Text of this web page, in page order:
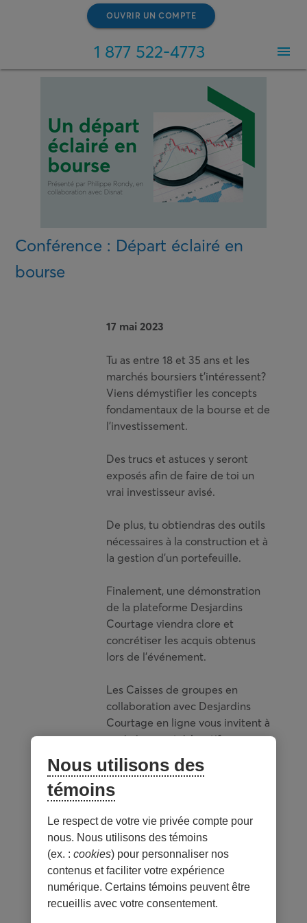
OUVRIR UN COMPTE
1 877 522-4773 menu
Conférence : Départ éclairé en
bourse
17 mai 2023
Tu as entre 18 et 35 ans et les
marchés boursiers t’intéressent?
Viens démystifier les concepts
fondamentaux de la bourse et de
l’investissement.
Des trucs et astuces y seront
exposés afin de faire de toi un
vrai investisseur avisé.
De plus, tu obtiendras des outils
nécessaires à la construction et à
la gestion d’un portefeuille.
Finalement, une démonstration
de la plateforme Desjardins
Courtage viendra clore et
concrétiser les acquis obtenus
lors de l’événement.
Les Caisses de groupes en
collaboration avec Desjardins
Courtage en ligne vous invitent à
un événement éducatif en
compagnie de Philippe Rondy,
Conseiller au développement
des affaires.
La conférence est gratuite!
C’est un rendez-vous à ne pas
manquer.
Jeudi 1erjuin 2023 de 12 h à 13h
Nous utilisons des
témoins
Le respect de votre vie privée compte pour
nous. Nous utilisons des témoins
(ex. : cookies) pour personnaliser nos
contenus et faciliter votre expérience
numérique. Certains témoins peuvent être
recueillis avec votre consentement.